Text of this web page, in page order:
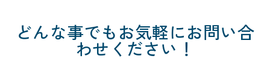
どんな事でも お気軽にお問い合
わせください！